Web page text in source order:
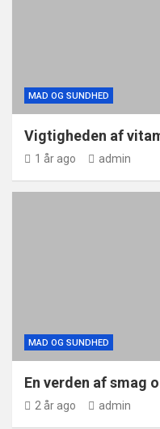
MAD OG SUNDHED
Vigtigheden af
1 år ago admin
MAD OG SUNDHED
En verden af smag
2 år ago admin